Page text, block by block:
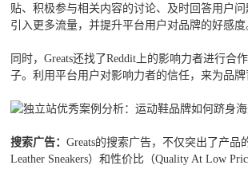
贴、积极参与相关内容的讨论、及时回答用户
引入更多流量，并提升平台用户对品牌的好感度
同时，Greats还找了Reddit上的影响力者进行合
子。利用平台用户对影响力者的信任，来为品牌
搜索广告：Greats的搜索广告，不仅突出了产品
Leather Sneakers）和性价比（Quality At Low